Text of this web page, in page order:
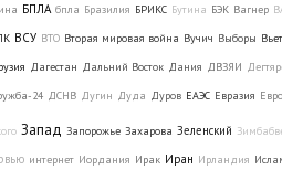
БПЛА бпла Бразилия БРИКС Бутина БЭК Вагнер
ВСУ ВТО Вторая мировая война Вучич Выборы
Дагестан Дальний Восток Дания ДВЗЯИ
24 ДСНВ Дугин Дуда Дуров ЕАЭС Евразия Евро
Запад Запорожье Захарова Зеленский
интернет Иордания Ирак Иран Ирландия